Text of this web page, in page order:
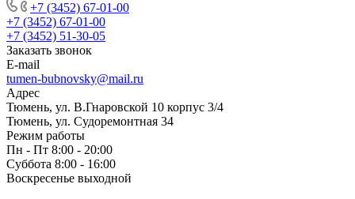
+7 (3452) 67-01-00
+7 (3452) 67-01-00
+7 (3452) 51-30-05
Заказать звонок
E-mail
tumen-bubnovsky@mail.ru
Адрес
Тюмень, ул. В.Гнаровской 10 корпус 3/4
Тюмень, ул. Судоремонтная 34
Режим работы
Пн - Пт 8:00 - 20:00
Суббота 8:00 - 16:00
Воскресенье выходной